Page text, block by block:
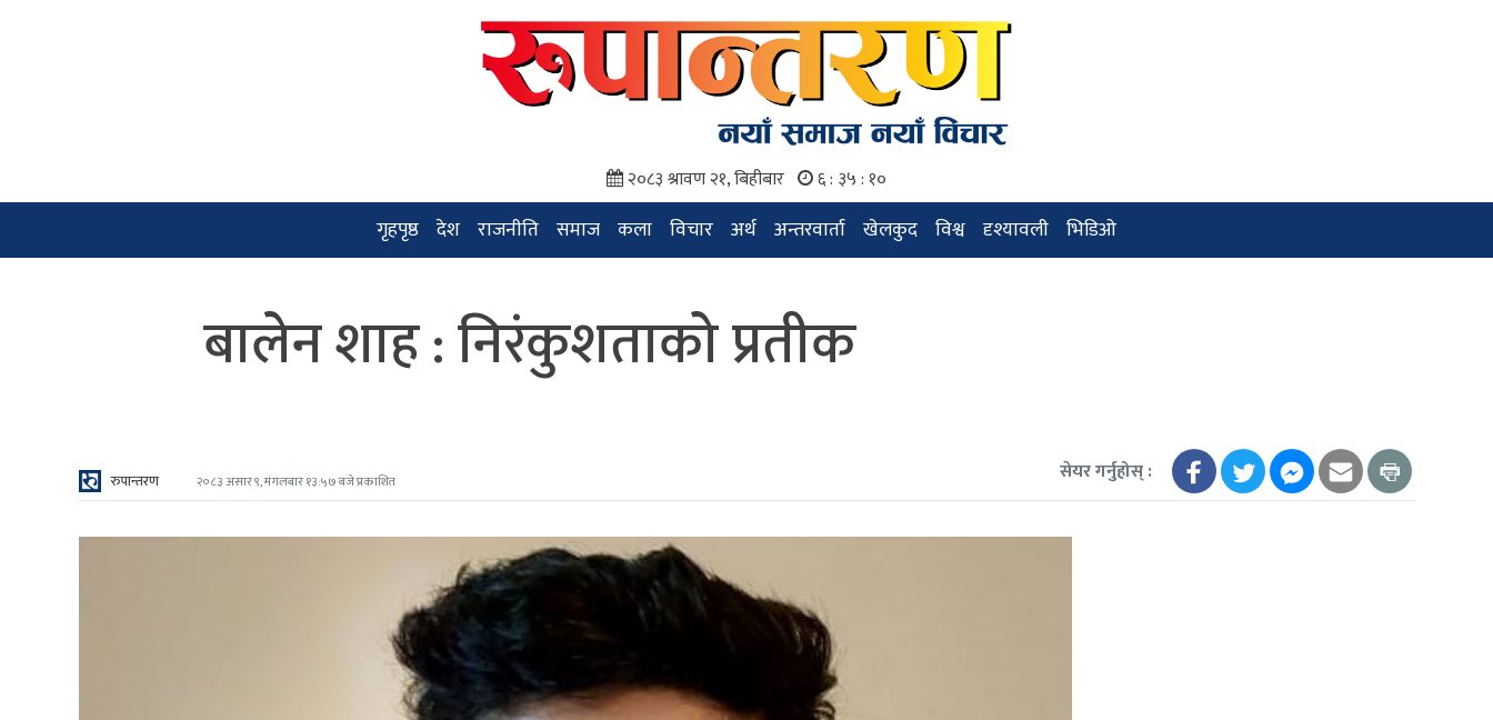
२०८३ श्रावण २१, बिहीबार ६ : ३५ : ११
गृहपृष्ठ देश राजनीति समाज कला विचार अर्थ अन्तरवार्ता खेलकुद विश्व दृश्यावली भिडिओ
बालेन शाह : निरंकुशताको प्रतीक
रुपान्तरण २०८३ असार ९, मंगलबार १३:५७ बजे प्रकाशित सेयर गर्नुहोस् :